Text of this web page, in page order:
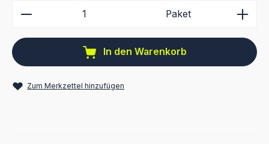
Produkt Anzahl: Gib den gewünschten Wert ein
Paket
In den Warenkorb
Zum Merkzettel hinzufügen